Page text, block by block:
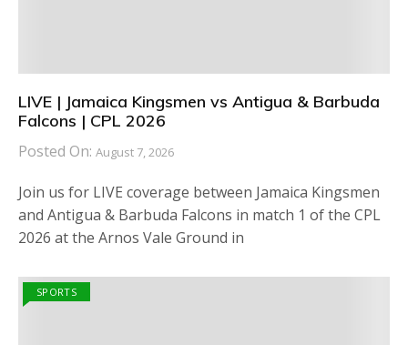
LIVE | Jamaica Kingsmen vs Antigua & Barbuda
Falcons | CPL 2026
Posted On: August 7, 2026
Join us for LIVE coverage between Jamaica Kingsmen
and Antigua & Barbuda Falcons in match 1 of the CPL
2026 at the Arnos Vale Ground in
SPORTS